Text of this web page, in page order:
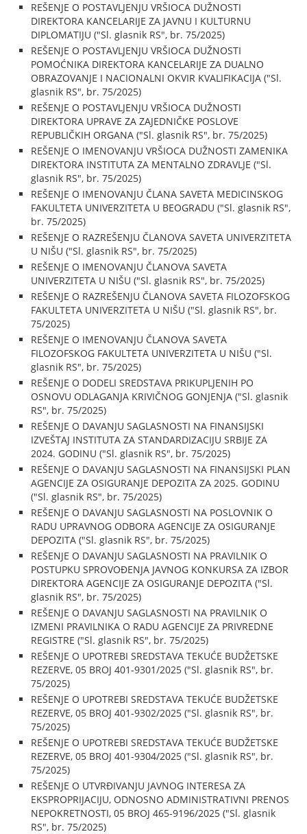
REŠENJE O POSTAVLJENJU VRŠIOCA DUŽNOSTI
DIREKTORA KANCELARIJE ZA JAVNU I KULTURNU
DIPLOMATIJU ("Sl. glasnik RS", br. 75/2025)
REŠENJE O POSTAVLJENJU VRŠIOCA DUŽNOSTI
POMOĆNIKA DIREKTORA KANCELARIJE ZA DUALNO
OBRAZOVANJE I NACIONALNI OKVIR KVALIFIKACIJA ("Sl.
glasnik RS", br. 75/2025)
REŠENJE O POSTAVLJENJU VRŠIOCA DUŽNOSTI
DIREKTORA UPRAVE ZA ZAJEDNIČKE POSLOVE
REPUBLIČKIH ORGANA ("Sl. glasnik RS", br. 75/2025)
REŠENJE O IMENOVANJU VRŠIOCA DUŽNOSTI ZAMENIKA
DIREKTORA INSTITUTA ZA MENTALNO ZDRAVLJE ("Sl.
glasnik RS", br. 75/2025)
REŠENJE O IMENOVANJU ČLANA SAVETA MEDICINSKOG
FAKULTETA UNIVERZITETA U BEOGRADU ("Sl. glasnik RS",
br. 75/2025)
REŠENJE O RAZREŠENJU ČLANOVA SAVETA UNIVERZITETA
U NIŠU ("Sl. glasnik RS", br. 75/2025)
REŠENJE O IMENOVANJU ČLANOVA SAVETA
UNIVERZITETA U NIŠU ("Sl. glasnik RS", br. 75/2025)
REŠENJE O RAZREŠENJU ČLANOVA SAVETA FILOZOFSKOG
FAKULTETA UNIVERZITETA U NIŠU ("Sl. glasnik RS", br.
75/2025)
REŠENJE O IMENOVANJU ČLANOVA SAVETA
FILOZOFSKOG FAKULTETA UNIVERZITETA U NIŠU ("Sl.
glasnik RS", br. 75/2025)
REŠENJE O DODELI SREDSTAVA PRIKUPLJENIH PO
OSNOVU ODLAGANJA KRIVIČNOG GONJENJA ("Sl. glasnik
RS", br. 75/2025)
REŠENJE O DAVANJU SAGLASNOSTI NA FINANSIJSKI
IZVEŠTAJ INSTITUTA ZA STANDARDIZACIJU SRBIJE ZA
2024. GODINU ("Sl. glasnik RS", br. 75/2025)
REŠENJE O DAVANJU SAGLASNOSTI NA FINANSIJSKI PLAN
AGENCIJE ZA OSIGURANJE DEPOZITA ZA 2025. GODINU
("Sl. glasnik RS", br. 75/2025)
REŠENJE O DAVANJU SAGLASNOSTI NA POSLOVNIK O
RADU UPRAVNOG ODBORA AGENCIJE ZA OSIGURANJE
DEPOZITA ("Sl. glasnik RS", br. 75/2025)
REŠENJE O DAVANJU SAGLASNOSTI NA PRAVILNIK O
POSTUPKU SPROVOĐENJA JAVNOG KONKURSA ZA IZBOR
DIREKTORA AGENCIJE ZA OSIGURANJE DEPOZITA ("Sl.
glasnik RS", br. 75/2025)
REŠENJE O DAVANJU SAGLASNOSTI NA PRAVILNIK O
IZMENI PRAVILNIKA O RADU AGENCIJE ZA PRIVREDNE
REGISTRE ("Sl. glasnik RS", br. 75/2025)
REŠENJE O UPOTREBI SREDSTAVA TEKUĆE BUDŽETSKE
REZERVE, 05 BROJ 401-9301/2025 ("Sl. glasnik RS", br.
75/2025)
REŠENJE O UPOTREBI SREDSTAVA TEKUĆE BUDŽETSKE
REZERVE, 05 BROJ 401-9302/2025 ("Sl. glasnik RS", br.
75/2025)
REŠENJE O UPOTREBI SREDSTAVA TEKUĆE BUDŽETSKE
REZERVE, 05 BROJ 401-9304/2025 ("Sl. glasnik RS", br.
75/2025)
REŠENJE O UTVRĐIVANJU JAVNOG INTERESA ZA
EKSPROPRIJACIJU, ODNOSNO ADMINISTRATIVNI PRENOS
NEPOKRETNOSTI, 05 BROJ 465-9196/2025 ("Sl. glasnik
RS", br. 75/2025)